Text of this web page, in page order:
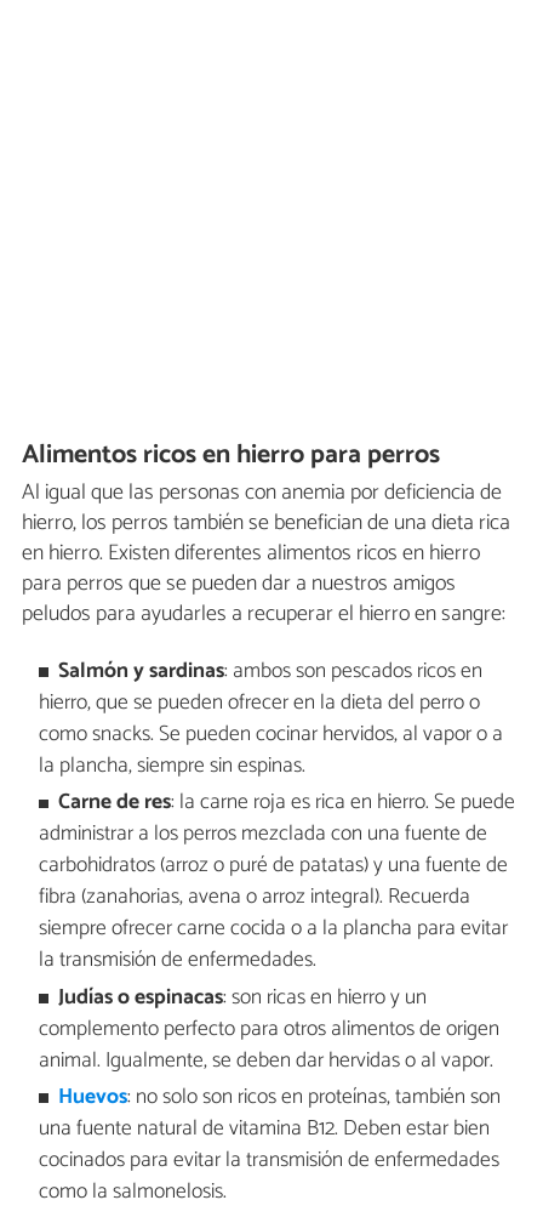
Alimentos ricos en hierro para perros
Al igual que las personas con anemia por deficiencia de
hierro, los perros también se benefician de una dieta rica
en hierro. Existen diferentes alimentos ricos en hierro
para perros que se pueden dar a nuestros amigos
peludos para ayudarles a recuperar el hierro en sangre:
Salmón y sardinas: ambos son pescados ricos en
hierro, que se pueden ofrecer en la dieta del perro o
como snacks. Se pueden cocinar hervidos, al vapor o a
la plancha, siempre sin espinas.
Carne de res: la carne roja es rica en hierro. Se puede
administrar a los perros mezclada con una fuente de
carbohidratos (arroz o puré de patatas) y una fuente de
fibra (zanahorias, avena o arroz integral). Recuerda
siempre ofrecer carne cocida o a la plancha para evitar
la transmisión de enfermedades.
Judías o espinacas: son ricas en hierro y un
complemento perfecto para otros alimentos de origen
animal. Igualmente, se deben dar hervidas o al vapor.
Huevos: no solo son ricos en proteínas, también son
una fuente natural de vitamina B12. Deben estar bien
cocinados para evitar la transmisión de enfermedades
como la salmonelosis.